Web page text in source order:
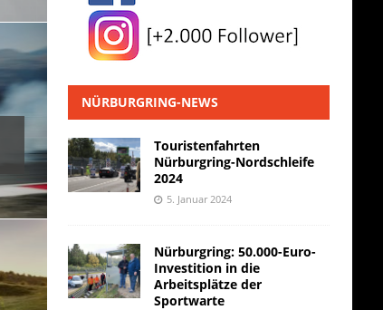
NÜRBURGRING-NEWS
Touristenfahrten
Nürburgring-Nordschleife
2024
5. Januar 2024
Nürburgring: 50.000-Euro-
Investition in die
Arbeitsplätze der
Sportwarte